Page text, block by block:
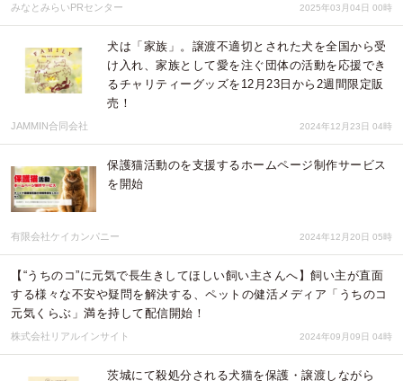
みなとみらいPRセンター 2025年03月04日 00時
犬は「家族」。譲渡不適切とされた犬を全国から受
け入れ、家族として愛を注ぐ団体の活動を応援でき
るチャリティーグッズを12月23日から2週間限定販
売！
JAMMIN合同会社 2024年12月23日 04時
保護猫活動のを支援するホームページ制作サービス
を開始
有限会社ケイカンパニー 2024年12月20日 05時
【“うちのコ”に元気で長生きしてほしい飼い主さんへ】飼い主が直面
する様々な不安や疑問を解決する、ペットの健活メディア「うちのコ
元気くらぶ」満を持して配信開始！
株式会社リアルインサイト 2024年09月09日 04時
茨城にて殺処分される犬猫を保護・譲渡しながら